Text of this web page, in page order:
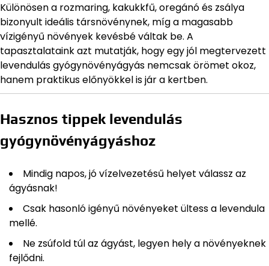
Különösen a rozmaring, kakukkfű, oregánó és zsálya
bizonyult ideális társnövénynek, míg a magasabb
vízigényű növények kevésbé váltak be. A
tapasztalataink azt mutatják, hogy egy jól megtervezett
levendulás gyógynövényágyás nemcsak örömet okoz,
hanem praktikus előnyökkel is jár a kertben.
Hasznos tippek levendulás
gyógynövényágyáshoz
Mindig napos, jó vízelvezetésű helyet válassz az
ágyásnak!
Csak hasonló igényű növényeket ültess a levendula
mellé.
Ne zsúfold túl az ágyást, legyen hely a növényeknek
fejlődni.